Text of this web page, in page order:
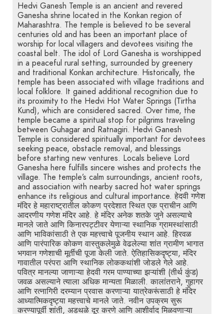
Hedvi Ganesh Temple is an ancient and revered
Ganesha shrine located in the Konkan region of
Maharashtra. The temple is believed to be several
centuries old and has been an important place of
worship for local villagers and devotees visiting the
coastal belt. The idol of Lord Ganesha is worshipped
in a peaceful rural setting, surrounded by greenery
and traditional Konkan architecture. Historically, the
temple has been associated with village traditions and
local folklore. It gained additional recognition due to
its proximity to the Hedvi Hot Water Springs (Tirtha
Kund), which are considered sacred. Over time, the
temple became a spiritual stop for pilgrims traveling
between Guhagar and Ratnagiri. Hedvi Ganesh
Temple is considered spiritually important for devotees
seeking peace, obstacle removal, and blessings
before starting new ventures. Locals believe Lord
Ganesha here fulfills sincere wishes and protects the
village. The temple’s calm surroundings, ancient roots,
and association with nearby sacred hot water springs
enhance its religious and cultural importance. हेदवी गणेश
मंदिर हे महाराष्ट्रातील कोकण प्रदेशात स्थित एक प्राचीन आणि
आदरणीय गणेश मंदिर आहे. हे मंदिर अनेक शतके जुने असल्याचे
मानले जाते आणि किनारपट्टीवर येणाऱ्या स्थानिक ग्रामस्थांसाठी
आणि भाविकांसाठी ते एक महत्त्वाचे पूजनीय स्थान आहे. हिरवळ
आणि पारंपारिक कोकण वास्तुकलेमुळे वेढलेल्या शांत ग्रामीण भागात
भगवान गणेशाची मूर्तीची पूजा केली जाते. ऐतिहासिकदृष्ट्या, मंदिर
गावातील परंपरा आणि स्थानिक लोककथांशी जोडले गेले आहे.
पवित्र मानल्या जाणाऱ्या हेदवी गरम पाण्याच्या झऱ्यांशी (तीर्थ कुंड)
जवळ असल्याने त्याला अधिक मान्यता मिळाली. कालांतराने, गुहागर
आणि रत्नागिरी दरम्यान प्रवास करणाऱ्या यात्रेकरूंसाठी हे मंदिर
आध्यात्मिकदृष्ट्या महत्त्वाचे मानले जाते. नवीन उपक्रम सुरू
करण्यापूर्वी शांती, अडथळे दूर करणे आणि आशीर्वाद मिळवणाऱ्या